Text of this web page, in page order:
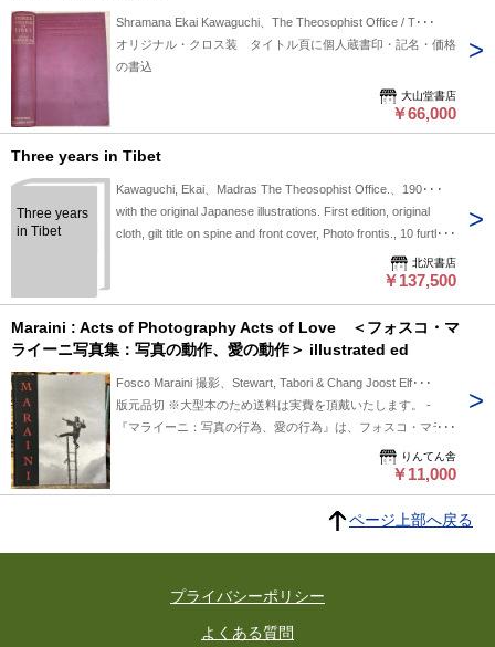
Shramana Ekai Kawaguchi、The Theosophist Office / T･･･
オリジナル・クロス装 タイトル頁に個人蔵書印・記名・価格
の書込
大山堂書店
￥66,000
Three years in Tibet
Three years
in Tibet
Kawaguchi, Ekai、Madras The Theosophist Office.、190･･･
with the original Japanese illustrations. First edition, original
cloth, gilt title on spine and front cover, Photo frontis., 10 further
photogravures (one folding), 63 text illustrations, 24x16cm
北沢書店
￥137,500
Maraini : Acts of Photography Acts of Love ＜フォスコ・マ
ライーニ写真集：写真の動作、愛の動作＞ illustrated ed
Fosco Maraini 撮影、Stewart, Tabori & Chang Joost Elf･･･
版元品切 ※大型本のため送料は実費を頂戴いたします。 -
『マライーニ：写真の行為、愛の行為』は、フォスコ・マライ
ーニの写真作品の中から厳選された傑作集であり、美しい印刷
が施された多言語対応の大判ハードカバー版として刊行されて
います。マライーニは、民族学者、写真家、映画監督、登山
家、作家、そして教授として、60年以上にわたるキャリアを
風景も数多く撮影してきました。チベットや日本北部のアイヌ
民族に関する彼の作品は、失われた二つの文化を記録した最も
りんてん舎
￥11,000
ページ上部へ戻る
プライバシーポリシー
よくある質問